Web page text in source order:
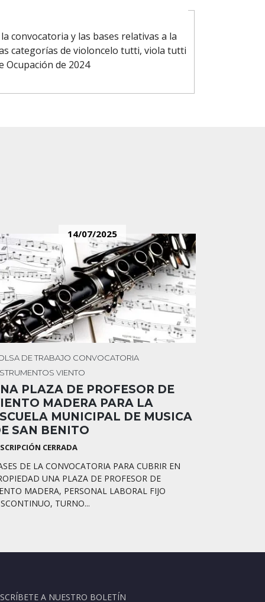
convocatoria y las bases relativas a la
categorías de violoncelo tutti, viola tutti
Ocupación de 2024
14/07/2025
DE TRABAJO CONVOCATORIA
VIENTO
PLAZA DE PROFESOR DE
MADERA PARA LA
MUNICIPAL DE MUSICA
SAN BENITO
CERRADA
DE LA CONVOCATORIA PARA CUBRIR EN
UNA PLAZA DE PROFESOR DE
MADERA, PERSONAL LABORAL FIJO
TURNO...
A NUESTRO BOLETÍN